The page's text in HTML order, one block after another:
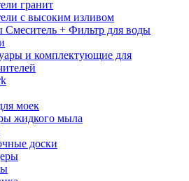
гранит
с высоким изливом
Смеситель + Фильтр для воды
и комплектующие для
моек
жидкого мыла
доски